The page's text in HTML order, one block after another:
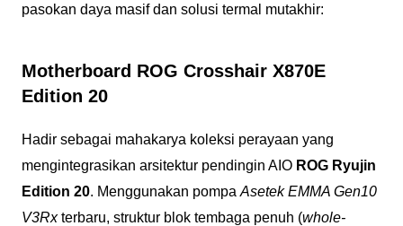
pasokan daya masif dan solusi termal mutakhir:
Motherboard ROG Crosshair X870E
Edition 20
Hadir sebagai mahakarya koleksi perayaan yang
mengintegrasikan arsitektur pendingin AIO ROG Ryujin
Edition 20. Menggunakan pompa Asetek EMMA Gen10
V3Rxterbaru, struktur blok tembaga penuh (whole-